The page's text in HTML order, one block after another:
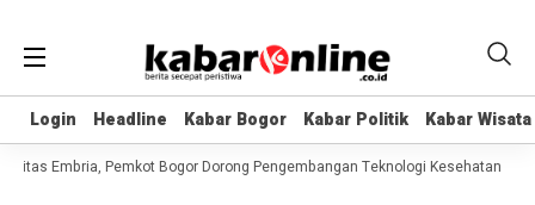
Login Headline Kabar Bogor Kabar Politik Kabar Wisata
Login Headline Kabar Bogor Kabar Politik Kabar Wisata
Embria, Pemkot Bogor Dorong Pengembangan Teknologi Kesehatan